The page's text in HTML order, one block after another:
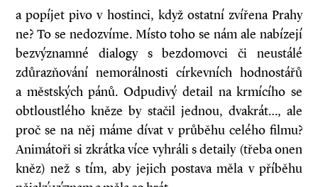
a popíjet pivo v hostinci, když ostatní zvířena Prahy
ne? To se nedozvíme. Místo toho se nám ale nabízejí
bezvýznamné dialogy s bezdomovci či neustálé
zdůrazňování nemorálnosti církevních hodnostářů
a městských pánů. Odpudivý detail na krmícího se
obtloustlého kněze by stačil jednou, dvakrát…, ale
proč se na něj máme dívat v průběhu celého filmu?
Animátoři si zkrátka více vyhráli s detaily (třeba onen
kněz) než s tím, aby jejich postava měla v příběhu